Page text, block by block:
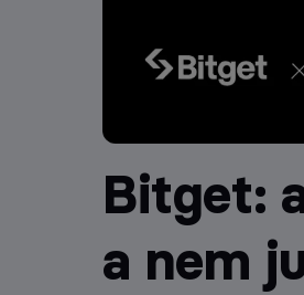
Bitget:
a nem